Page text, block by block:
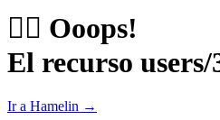
😵‍💫 Ooops!
El recurso
Ir a Hamelin →